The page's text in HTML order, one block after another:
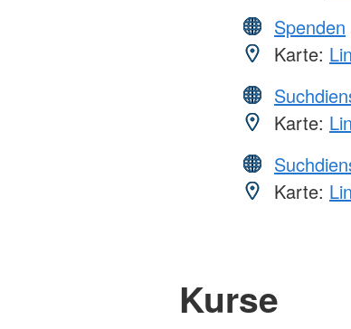
Spenden
Karte:
Karte:
Karte:
Kurse